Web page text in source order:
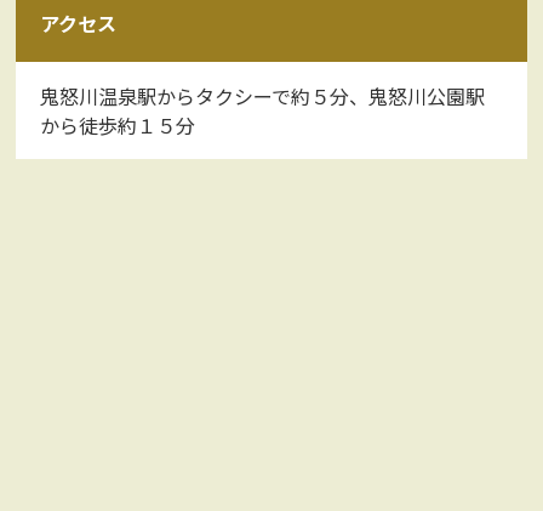
アクセス
鬼怒川温泉駅からタクシーで約５分、鬼怒川公園駅
から徒歩約１５分